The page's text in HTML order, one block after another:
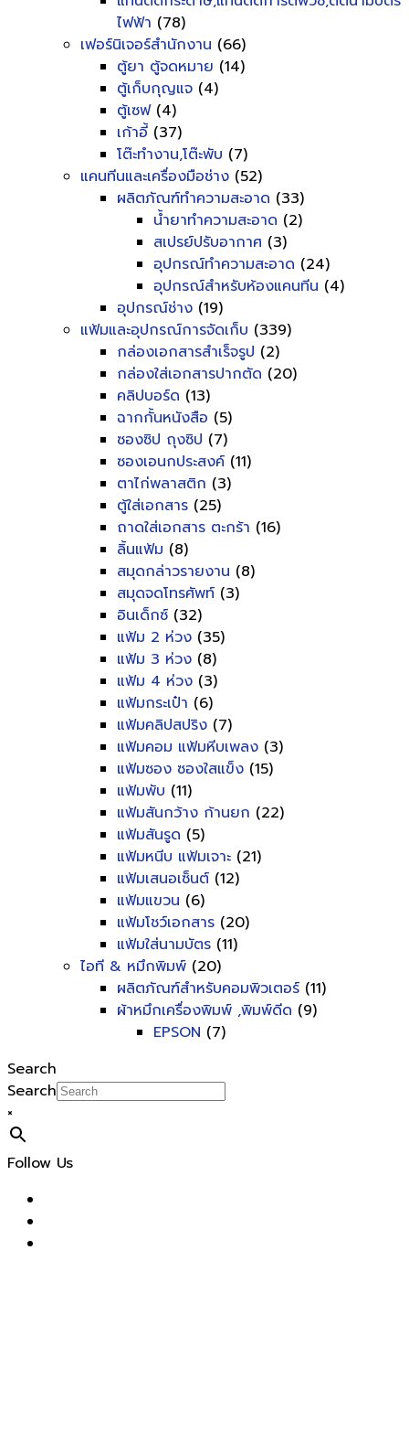
ไฟฟ้า (78)
เฟอร์นิเจอร์สำนักงาน (66)
ตู้ยา ตู้จดหมาย (14)
ตู้เก็บกุญแจ (4)
ตู้เซฟ(4)
เก้าอี้ (37)
โต๊ะทำงาน,โต๊ะพับ (7)
แคนทีนและเครื่องมือช่าง (52)
ผลิตภัณฑ์ทำความสะอาด (33)
น้ำยาทำความสะอาด (2)
สเปรย์ปรับอากาศ (3)
อุปกรณ์ทำความสะอาด (24)
อุปกรณ์สำหรับห้องแคนทีน (4)
อุปกรณ์ช่าง (19)
แฟ้มและอุปกรณ์การจัดเก็บ (339)
กล่องเอกสารสำเร็จรูป (2)
กล่องใส่เอกสารปากตัด (20)
คลิปบอร์ด (13)
ฉากกั้นหนังสือ (5)
ซองซิป ถุงซิป (7)
ซองเอนกประสงค์ (11)
ตาไก่พลาสติก (3)
ตู้ใส่เอกสาร (25)
ถาดใส่เอกสาร ตะกร้า (16)
ลิ้นแฟ้ม (8)
สมุดกล่าวรายงาน (8)
สมุดจดโทรศัพท์ (3)
อินเด็กซ์ (32)
แฟ้ม 2 ห่วง (35)
แฟ้ม 3 ห่วง (8)
แฟ้ม 4 ห่วง (3)
แฟ้มกระเป๋า (6)
แฟ้มคลิปสปริง (7)
แฟ้มคอม แฟ้มหีบเพลง (3)
แฟ้มซอง ซองใสแข็ง (15)
แฟ้มพับ (11)
แฟ้มสันกว้าง ก้านยก (22)
แฟ้มสันรูด (5)
แฟ้มหนีบ แฟ้มเจาะ (21)
แฟ้มเสนอเซ็นต์ (12)
แฟ้มแขวน (6)
แฟ้มโชว์เอกสาร (20)
แฟ้มใส่นามบัตร (11)
ไอที & หมึกพิมพ์ (20)
ผลิตภัณฑ์สำหรับคอมพิวเตอร์ (11)
ผ้าหมึกเครื่องพิมพ์ ,พิมพ์ดีด (9)
EPSON (7)
Search
Search
×
Follow Us